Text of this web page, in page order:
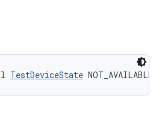
TestDeviceState NOT_AVAILABLE